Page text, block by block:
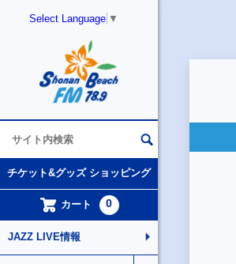
Select Language ▼
チケット&グッズ ショッピング
カート 0
JAZZ LIVE情報